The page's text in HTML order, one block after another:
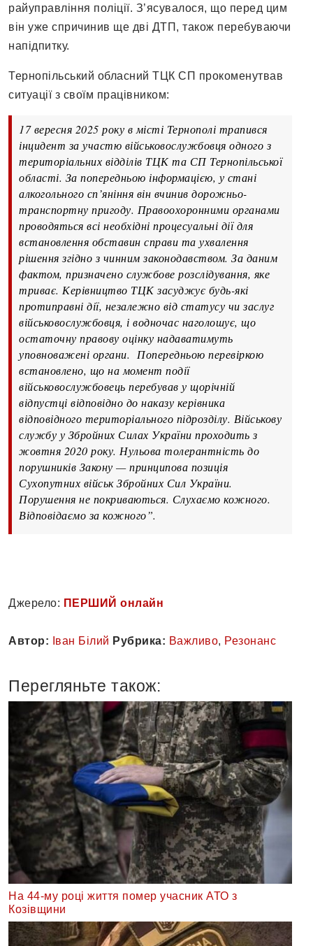
райуправління поліції. З’ясувалося, що перед цим
він уже спричинив ще дві ДТП, також перебуваючи
напідпитку.
Тернопільський обласний ТЦК СП прокоменутвав
ситуації з своїм працівником:
17 вересня 2025 року в місті Тернополі трапився
інцидент за участю військовослужбовця одного з
територіальних відділів ТЦК та СП Тернопільської
області. За попередньою інформацією, у стані
алкогольного сп’яніння він вчинив дорожньо-
транспортну пригоду. Правоохоронними органами
проводяться всі необхідні процесуальні дії для
встановлення обставин справи та ухвалення
рішення згідно з чинним законодавством. За даним
фактом, призначено службове розслідування, яке
триває. Керівництво ТЦК засуджує будь-які
протиправні дії, незалежно від статусу чи заслуг
військовослужбовця, і водночас наголошує, що
остаточну правову оцінку надаватимуть
уповноважені органи. Попередньою перевіркою
встановлено, що на момент події
військовослужбовець перебував у щорічній
відпустці відповідно до наказу керівника
відповідного територіального підрозділу. Військову
службу у Збройних Силах України проходить з
жовтня 2020 року. Нульова толерантність до
порушників Закону — принципова позиція
Сухопутних військ Збройних Сил України.
Порушення не покриваються. Слухаємо кожного.
Відповідаємо за кожного”.
Джерело: ПЕРШИЙ онлайн
Автор: Іван Білий Рубрика: Важливо, Резонанс
Перегляньте також:
На 44-му році життя помер учасник АТО з
Козівщини